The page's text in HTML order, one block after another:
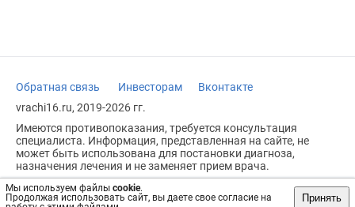
Мы используем файлы cookie.
Продолжая использовать сайт, вы даете свое согласие на
Принять
Обратная связь Инвесторам
Вконтакте
vrachi16.ru, 2019-2026 гг.
Имеются противопоказания, требуется консультация
специалиста. Информация, представленная на сайте, не
может быть использована для постановки диагноза,
назначения лечения и не заменяет прием врача.
Возрастное ограничение: 18+